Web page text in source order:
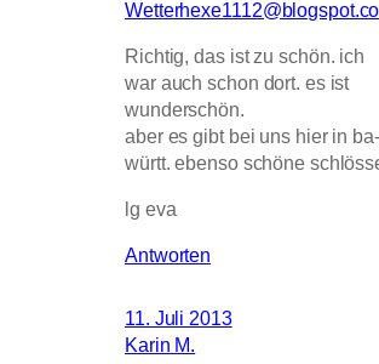
Richtig, das ist zu schön. ich
war auch schon dort. es ist
wunderschön.
aber es gibt bei uns hier in ba-
württ. ebenso schöne
lg eva
Antworten
11. Juli 2013
Karin M.